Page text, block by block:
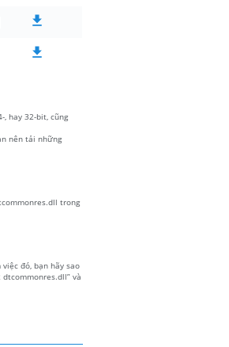
hay 32-bit, cũng
nên tải những
trong
đó, bạn hãy sao
và